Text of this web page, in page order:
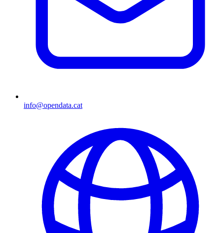
info@opendata.cat